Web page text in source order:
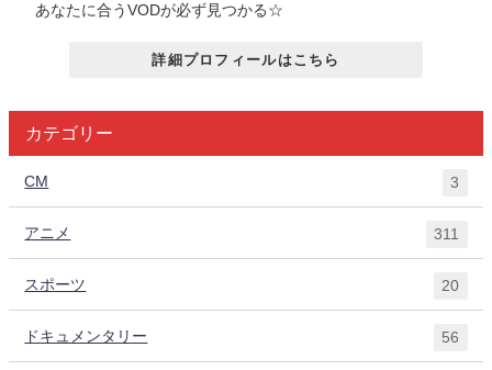
あなたに合うVODが必ず見つかる☆
詳細プロフィールはこちら
カテゴリー
CM 3
アニメ 311
スポーツ 20
ドキュメンタリー 56